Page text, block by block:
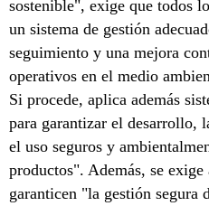
sostenible", exige que todos
un sistema de gestión
seguimiento y una mejora
operativos en el medio
Si procede, aplica además
para garantizar el desarrollo,
el uso seguros y
productos". Además, se exige
garanticen "la gestión segura